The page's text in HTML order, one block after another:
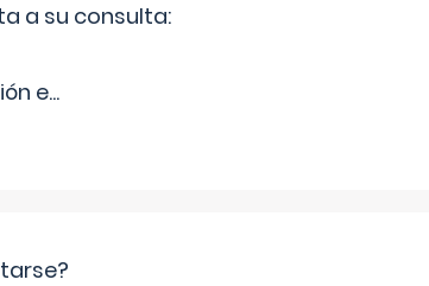
a su consulta:
e...